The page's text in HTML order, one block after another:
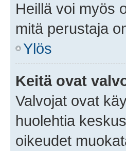
Heillä voi myös
mitä perustaja
Ylös
Keitä ovat
Valvojat ovat
huolehtia
oikeudet